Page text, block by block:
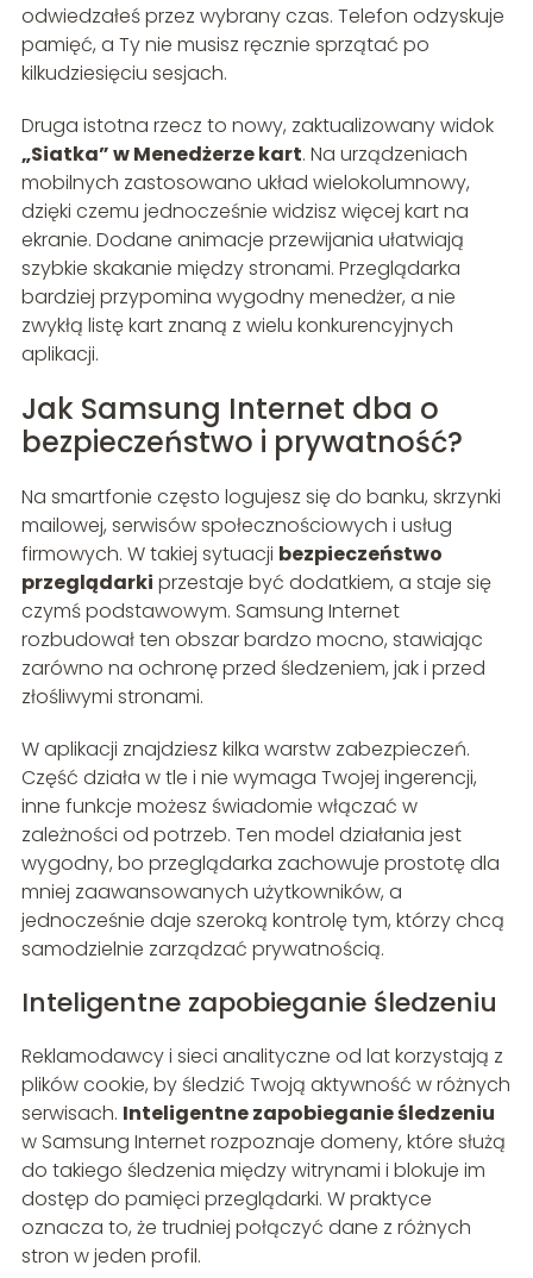
odwiedzałeś przez wybrany czas. Telefon odzyskuje
pamięć, a Ty nie musisz ręcznie sprzątać po
kilkudziesięciu sesjach.
Druga istotna rzecz to nowy, zaktualizowany widok
„Siatka” w Menedżerze kart. Na urządzeniach
mobilnych zastosowano układ wielokolumnowy,
dzięki czemu jednocześnie widzisz więcej kart na
ekranie. Dodane animacje przewijania ułatwiają
szybkie skakanie między stronami. Przeglądarka
bardziej przypomina wygodny menedżer, a nie
zwykłą listę kart znaną z wielu konkurencyjnych
aplikacji.
Jak Samsung Internet dba o
bezpieczeństwo i prywatność?
Na smartfonie często logujesz się do banku, skrzynki
mailowej, serwisów społecznościowych i usług
firmowych. W takiej sytuacji bezpieczeństwo
przeglądarki przestaje być dodatkiem, a staje się
czymś podstawowym. Samsung Internet
rozbudował ten obszar bardzo mocno, stawiając
zarówno na ochronę przed śledzeniem, jak i przed
złośliwymi stronami.
W aplikacji znajdziesz kilka warstw zabezpieczeń.
Część działa w tle i nie wymaga Twojej ingerencji,
inne funkcje możesz świadomie włączać w
zależności od potrzeb. Ten model działania jest
wygodny, bo przeglądarka zachowuje prostotę dla
mniej zaawansowanych użytkowników, a
jednocześnie daje szeroką kontrolę tym, którzy chcą
samodzielnie zarządzać prywatnością.
Inteligentne zapobieganie śledzeniu
Reklamodawcy i sieci analityczne od lat korzystają z
plików cookie, by śledzić Twoją aktywność w różnych
serwisach. Inteligentne zapobieganie śledzeniu
w Samsung Internet rozpoznaje domeny, które służą
do takiego śledzenia między witrynami i blokuje im
dostęp do pamięci przeglądarki. W praktyce
oznacza to, że trudniej połączyć dane z różnych
stron w jeden profil.